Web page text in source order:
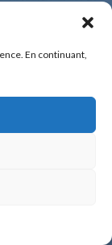
En continuant,